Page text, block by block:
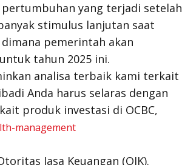
yang terjadi setelah
stimulus lanjutan saat
pemerintah akan
tahun 2025 ini.
analisa terbaik kami terkait
Anda harus selaras dengan
produk investasi di OCBC,
management
Jasa Keuangan (OJK).